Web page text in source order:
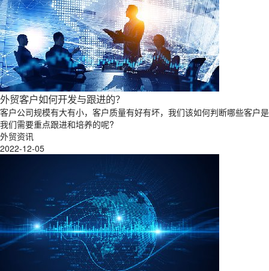
外贸客户如何开发与跟进的？
客户公司规模有大有小，客户质量有好有坏，我们该如何判断哪些客户是
我们需要重点跟进和培养的呢?
外贸资讯
2022-12-05